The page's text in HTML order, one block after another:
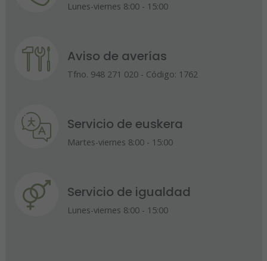
Lunes-viernes 8:00 - 15:00
Aviso de averías
Tfno. 948 271 020 - Código: 1762
Servicio de euskera
Martes-viernes 8:00 - 15:00
Servicio de igualdad
Lunes-viernes 8:00 - 15:00